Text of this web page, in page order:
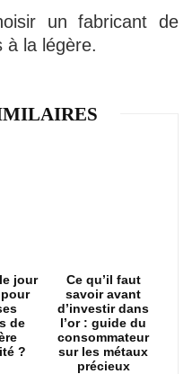
un fabricant de
à la légère.
jour
de
?
Ce qu’il faut
savoir avant
d’investir dans
l’or : guide du
consommateur
sur les métaux
précieux